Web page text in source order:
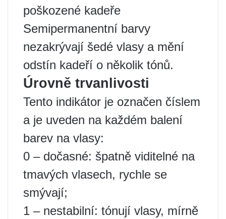
poškozené kadeře
Semipermanentní barvy
nezakrývají šedé vlasy a mění
odstín kadeří o několik tónů.
Úrovně trvanlivosti
Tento indikátor je označen číslem
a je uveden na každém balení
barev na vlasy:
0 – dočasné: špatně viditelné na
tmavých vlasech, rychle se
smývají;
1 – nestabilní: tónují vlasy, mírně